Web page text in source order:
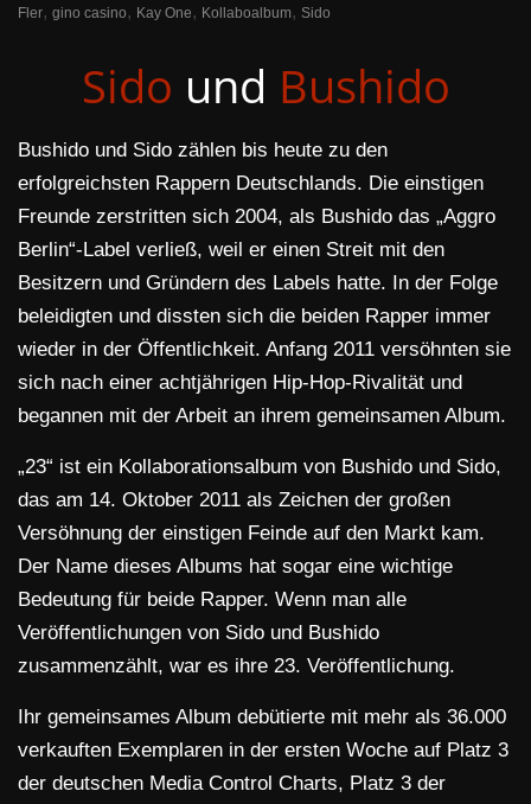
Fler, gino casino, Kay One, Kollaboalbum, Sido
Sido und Bushido
Bushido und Sido zählen bis heute zu den
erfolgreichsten Rappern Deutschlands. Die einstigen
Freunde zerstritten sich 2004, als Bushido das „Aggro
Berlin“-Label verließ, weil er einen Streit mit den
Besitzern und Gründern des Labels hatte. In der Folge
beleidigten und dissten sich die beiden Rapper immer
wieder in der Öffentlichkeit. Anfang 2011 versöhnten sie
sich nach einer achtjährigen Hip-Hop-Rivalität und
begannen mit der Arbeit an ihrem gemeinsamen Album.
„23“ ist ein Kollaborationsalbum von Bushido und Sido,
das am 14. Oktober 2011 als Zeichen der großen
Versöhnung der einstigen Feinde auf den Markt kam.
Der Name dieses Albums hat sogar eine wichtige
Bedeutung für beide Rapper. Wenn man alle
Veröffentlichungen von Sido und Bushido
zusammenzählt, war es ihre 23. Veröffentlichung.
Ihr gemeinsames Album debütierte mit mehr als 36.000
verkauften Exemplaren in der ersten Woche auf Platz 3
der deutschen Media Control Charts, Platz 3 der